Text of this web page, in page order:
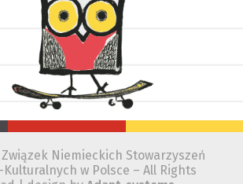
Niemieckich Stowarzyszeń
Kulturalnych w Polsce – All Rights